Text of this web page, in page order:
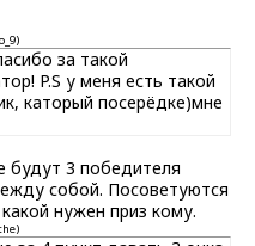
)
за такой
P.S у меня есть такой
каторый посерёдке)мне
будут 3 победителя
собой. Посоветуются
нужен приз кому.
)